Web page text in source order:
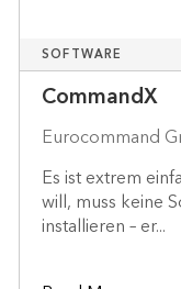
SOFTWARE
CommandX
Eurocommand
Es ist extrem
will, muss keine
installieren – er...